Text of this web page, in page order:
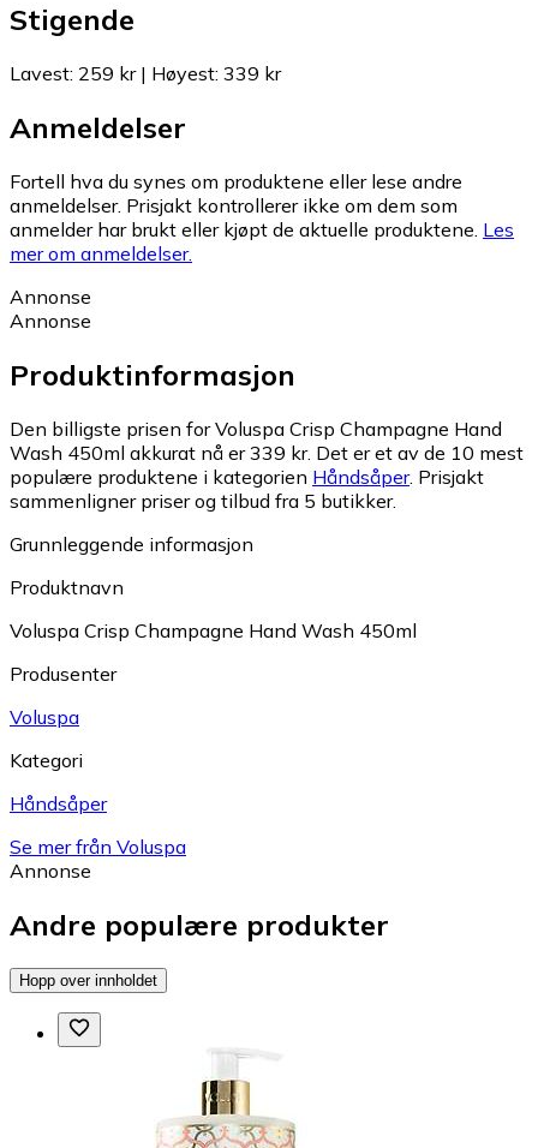
Stigende
Lavest: 259 kr| Høyest: 339 kr
Anmeldelser
Fortell hva du synes om produktene eller lese andre
anmeldelser. Prisjakt kontrollerer ikke om dem som
anmelder har brukt eller kjøpt de aktuelle produktene. Les
mer om anmeldelser.
Annonse
Annonse
Produktinformasjon
Den billigste prisen for Voluspa Crisp Champagne Hand
Wash 450ml akkurat nå er 339 kr. Det er et av de 10 mest
populære produktene i kategorien Håndsåper. Prisjakt
sammenligner priser og tilbud fra 5 butikker.
Grunnleggende informasjon
Produktnavn
Voluspa Crisp Champagne Hand Wash 450ml
Produsenter
Voluspa
Kategori
Håndsåper
Se mer från Voluspa
Annonse
Andre populære produkter
Hopp over innholdet